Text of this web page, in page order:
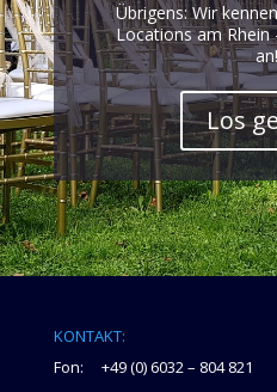
Übrigens: Wir
Locations am Rhein
Los
KONTAKT:
Fon: +49 (0) 6032 – 804 821